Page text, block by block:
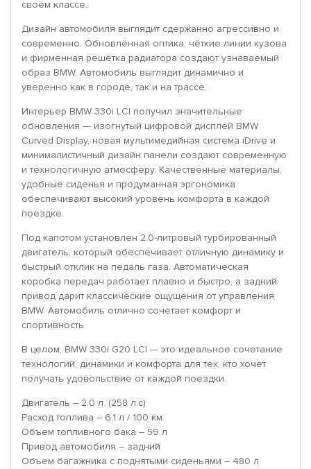
своём классе.
Дизайн автомобиля выглядит сдержанно агрессивно и
современно. Обновлённая оптика, чёткие линии кузова
и фирменная решётка радиатора создают узнаваемый
образ BMW. Автомобиль выглядит динамично и
уверенно как в городе, так и на трассе.
Интерьер BMW 330i LCI получил значительные
обновления — изогнутый цифровой дисплей BMW
Curved Display, новая мультимедийная система iDrive и
минималистичный дизайн панели создают современную
и технологичную атмосферу. Качественные материалы,
удобные сиденья и продуманная эргономика
обеспечивают высокий уровень комфорта в каждой
поездке.
Под капотом установлен 2.0-литровый турбированный
двигатель, который обеспечивает отличную динамику и
быстрый отклик на педаль газа. Автоматическая
коробка передач работает плавно и быстро, а задний
привод дарит классические ощущения от управления
BMW. Автомобиль отлично сочетает комфорт и
спортивность.
В целом, BMW 330i G20 LCI — это идеальное сочетание
технологий, динамики и комфорта для тех, кто хочет
получать удовольствие от каждой поездки.
Двигатель – 2.0 л. (258 л.с)
Расход топлива – 6,1 л / 100 км
Объем топливного бака – 59 л
Привод автомобиля – задний
Объем багажника с поднятыми сиденьями – 480 л